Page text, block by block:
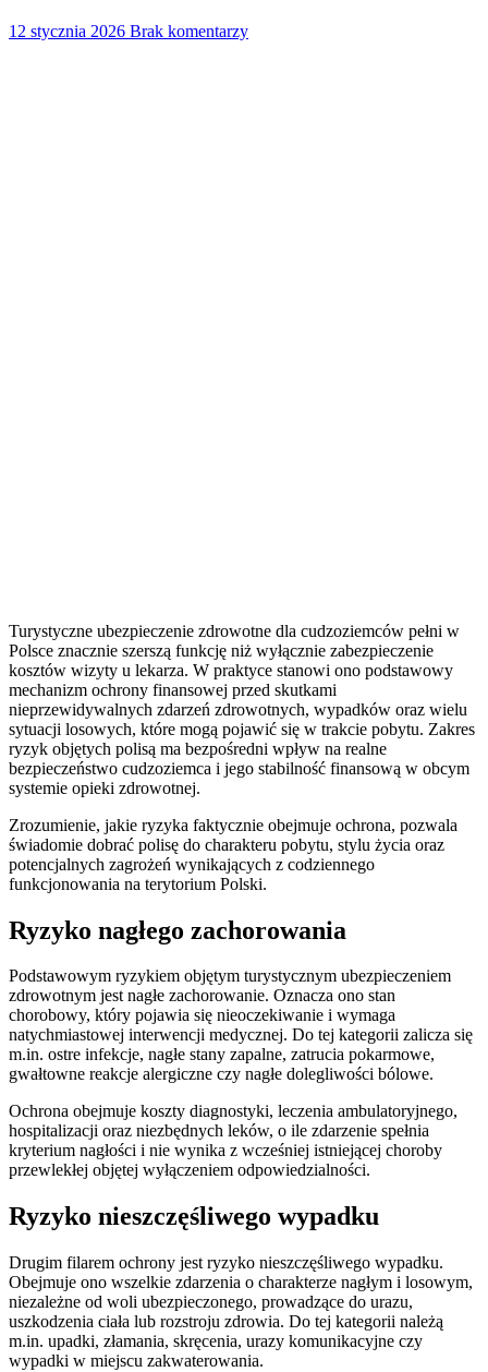
12 stycznia 2026 Brak komentarzy
Turystyczne ubezpieczenie zdrowotne dla cudzoziemców pełni w
Polsce znacznie szerszą funkcję niż wyłącznie zabezpieczenie
kosztów wizyty u lekarza. W praktyce stanowi ono podstawowy
mechanizm ochrony finansowej przed skutkami
nieprzewidywalnych zdarzeń zdrowotnych, wypadków oraz wielu
sytuacji losowych, które mogą pojawić się w trakcie pobytu. Zakres
ryzyk objętych polisą ma bezpośredni wpływ na realne
bezpieczeństwo cudzoziemca i jego stabilność finansową w obcym
systemie opieki zdrowotnej.
Zrozumienie, jakie ryzyka faktycznie obejmuje ochrona, pozwala
świadomie dobrać polisę do charakteru pobytu, stylu życia oraz
potencjalnych zagrożeń wynikających z codziennego
funkcjonowania na terytorium Polski.
Ryzyko nagłego zachorowania
Podstawowym ryzykiem objętym turystycznym ubezpieczeniem
zdrowotnym jest nagłe zachorowanie. Oznacza ono stan
chorobowy, który pojawia się nieoczekiwanie i wymaga
natychmiastowej interwencji medycznej. Do tej kategorii zalicza się
m.in. ostre infekcje, nagłe stany zapalne, zatrucia pokarmowe,
gwałtowne reakcje alergiczne czy nagłe dolegliwości bólowe.
Ochrona obejmuje koszty diagnostyki, leczenia ambulatoryjnego,
hospitalizacji oraz niezbędnych leków, o ile zdarzenie spełnia
kryterium nagłości i nie wynika z wcześniej istniejącej choroby
przewlekłej objętej wyłączeniem odpowiedzialności.
Ryzyko nieszczęśliwego wypadku
Drugim filarem ochrony jest ryzyko nieszczęśliwego wypadku.
Obejmuje ono wszelkie zdarzenia o charakterze nagłym i losowym,
niezależne od woli ubezpieczonego, prowadzące do urazu,
uszkodzenia ciała lub rozstroju zdrowia. Do tej kategorii należą
m.in. upadki, złamania, skręcenia, urazy komunikacyjne czy
wypadki w miejscu zakwaterowania.